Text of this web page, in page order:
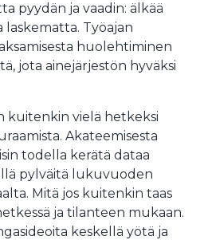
pyydän ja vaadin: älkää
Työajan
huolehtiminen
jota ainejärjestön hyväksi
kuitenkin vielä hetkeksi
Akateemisesta
todella kerätä dataa
pylväitä lukuvuoden
Mitä jos kuitenkin taas
ja tilanteen mukaan.
keskellä yötä ja